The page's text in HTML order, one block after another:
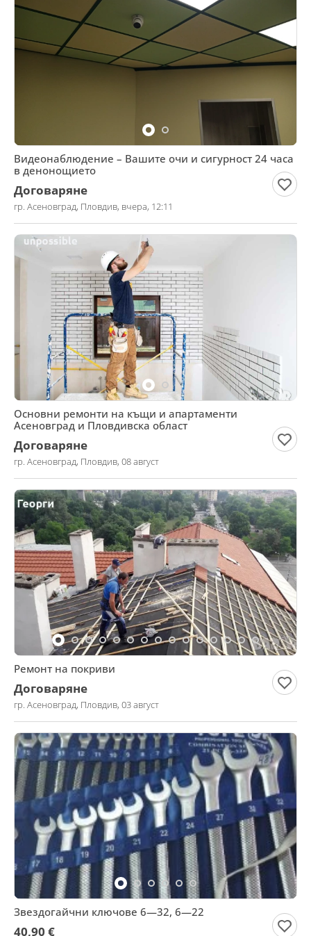
Видеонаблюдение – Вашите очи и сигурност 24 часа
в денонощието
Договаряне
гр. Асеновград, Пловдив, вчера, 12:11
Основни ремонти на къщи и апартаменти
Асеновград и Пловдивска област
Договаряне
гр. Асеновград, Пловдив, 08 август
Ремонт на покриви
Договаряне
гр. Асеновград, Пловдив, 03 август
Звездогайчни ключове 6—32, 6—22
40,90 €